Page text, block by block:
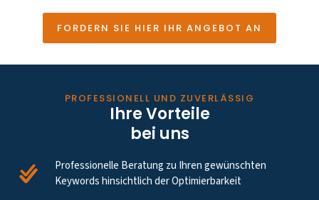
FORDERN SIE HIER IHR ANGEBOT AN
PROFESSIONELL UND ZUVERLÄSSIG
Ihre Vorteile
bei uns
Professionelle Beratung zu Ihren gewünschten
Keywords hinsichtlich der Optimierbarkeit